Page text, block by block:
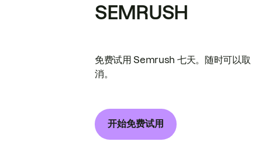
SEMRUSH
免费试用 Semrush 七天。随时可以取
消。
开始免费试用